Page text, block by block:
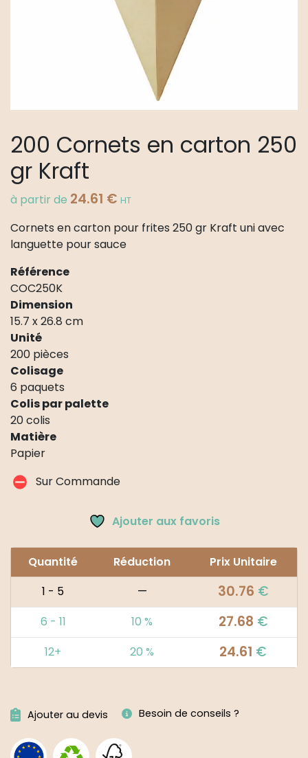
200 Cornets en carton 250
gr Kraft
à partir de 24.61 € HT
Cornets en carton pour frites 250 gr Kraft uni avec
languette pour sauce
Référence
COC250K
Dimension
15.7 x 26.8 cm
Unité
200 pièces
Colisage
6 paquets
Colis par palette
20 colis
Matière
Papier
Sur Commande
Ajouter aux favoris
Quantité Réduction
Prix Unitaire
1 - 5
— 30.76 €
6 - 11 10 % 27.68 €
12+ 20 % 24.61 €
Ajouter au devis Besoin de conseils ?